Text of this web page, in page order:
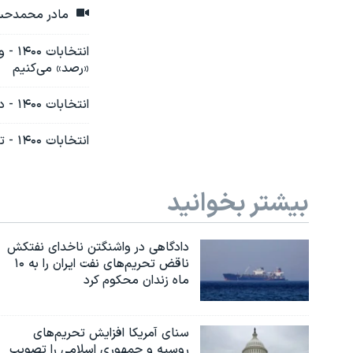
مادر محمدحسن قنواتی
«رصد» می‌کنیم
انتخابات ۱۴۰۰ - دومین مناظره انتخاباتی: تاکید مهرعلیزاده بر ۶ کلاس درس‌خواندن ابراهیم رئیسی
انتخابات ۱۴۰۰ - تهدید کاندیداها به رد صلاحیت بعد از مناظره تلویزیونی
بیشتر بخوانید
دادگاهی در واشنگتن ناخدای نفتکش
ناقض تحریم‌های نفت ایران را به ۱۰
ماه زندان محکوم کرد
سنای آمریکا افزایش تحریم‌های